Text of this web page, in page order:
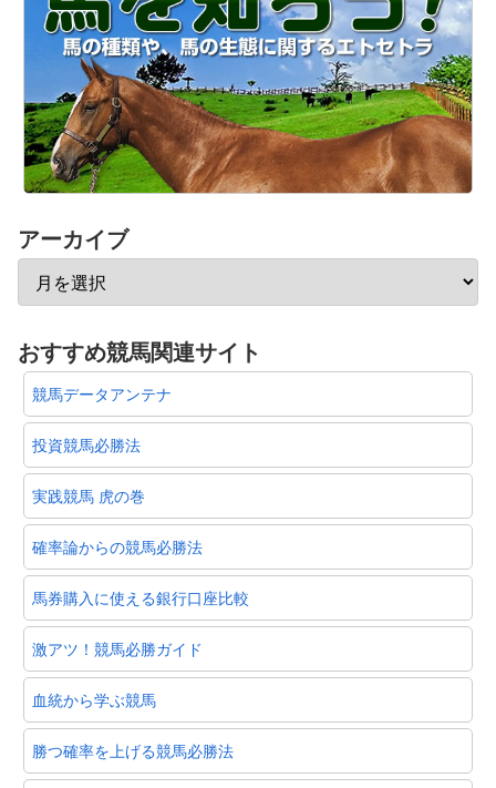
アーカイブ
おすすめ競馬関連サイト
競馬データアンテナ
投資競馬必勝法
実践競馬 虎の巻
確率論からの競馬必勝法
馬券購入に使える銀行口座比較
激アツ！競馬必勝ガイド
血統から学ぶ競馬
勝つ確率を上げる競馬必勝法